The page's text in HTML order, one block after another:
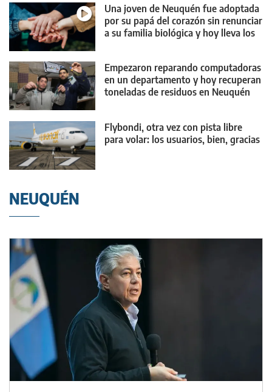
Una joven de Neuquén fue adoptada
por su papá del corazón sin renunciar
a su familia biológica y hoy lleva los
Empezaron reparando computadoras
en un departamento y hoy recuperan
toneladas de residuos en Neuquén
Flybondi, otra vez con pista libre
para volar: los usuarios, bien, gracias
NEUQUÉN